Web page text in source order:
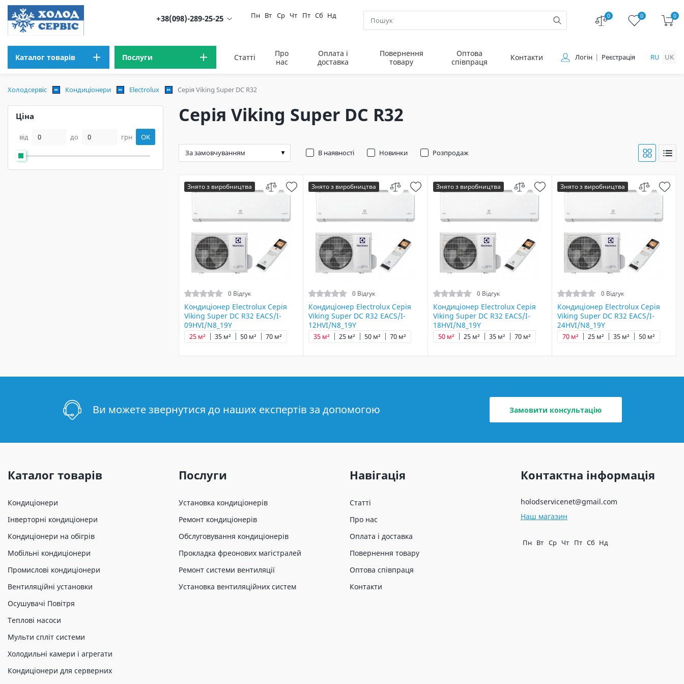
+38(098)-289-25-25 Пн Вт Ср Чт Пт Сб Нд 0 0 0
Каталог товарів Послуги Статті
Про
нас
Оплата і
доставка
Повернення
товару
Оптова
співпраця
Контакти Логін Реєстрація RU UK
Холодсервіс Кондиціонери Electrolux Серія Viking Super DC R32
Ціна
від до грн OK
Серія Viking Super DC R32
В наявності Новинки Розпродаж
Знято з виробництва
0 Відгук
Кондиціонер Electrolux Серія
Viking Super DC R32 EACS/I-
09HVI/N8_19Y
25 м² 35 м² 50 м² 70 м²
Знято з виробництва
0 Відгук
Кондиціонер Electrolux Серія
Viking Super DC R32 EACS/I-
12HVI/N8_19Y
25 м²
35 м² 50 м² 70 м²
Знято з виробництва
0 Відгук
Кондиціонер Electrolux Серія
Viking Super DC R32 EACS/I-
18HVI/N8_19Y
25 м² 35 м²
50 м² 70 м²
Знято з виробництва
0 Відгук
Кондиціонер Electrolux Серія
Viking Super DC R32 EACS/I-
24HVI/N8_19Y
25 м² 35 м² 50 м²
70 м²
Ви можете звернутися до наших експертів за допомогою Замовити консультацію
Каталог товарів
Кондиціонери
Інверторні кондиціонери
Кондиціонери на обігрів
Мобільні кондиціонери
Промислові кондиціонери
Вентиляційні установки
Осушувачі Повітря
Теплові насоси
Мульти спліт системи
Холодильні камери і агрегати
Кондиціонери для серверних
Послуги
Установка кондиціонерів
Ремонт кондиціонерів
Обслуговування кондиціонерів
Прокладка фреонових магістралей
Ремонт системи вентиляції
Установка вентиляційних систем
Навігація
Статті
Про нас
Оплата і доставка
Повернення товару
Оптова співпраця
Контакти
Контактна інформація
holodservicenet@gmail.com
Наш магазин
Пн Вт Ср Чт Пт Сб Нд